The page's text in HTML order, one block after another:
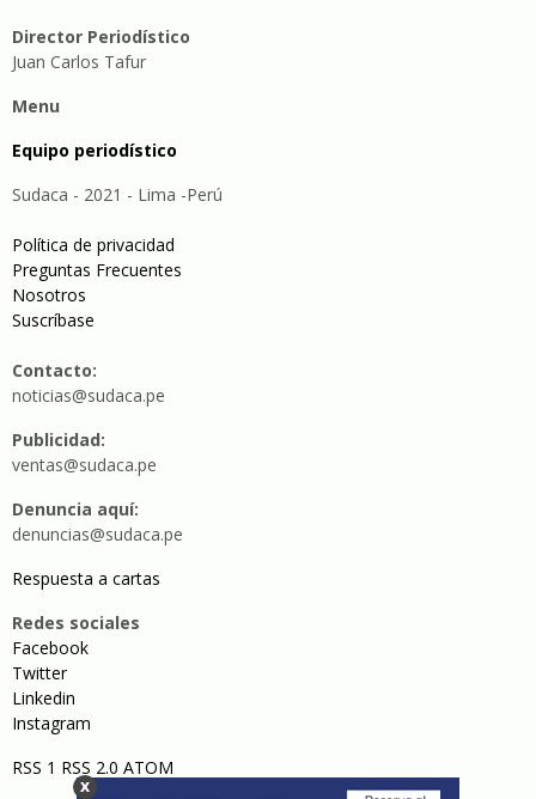
Director Periodístico
Juan Carlos Tafur
Menu
Equipo periodístico
Sudaca - 2021 - Lima -Perú
Política de privacidad
Preguntas Frecuentes
Nosotros
Suscríbase
Contacto:
noticias@sudaca.pe
Publicidad:
ventas@sudaca.pe
Denuncia aquí:
denuncias@sudaca.pe
Respuesta a cartas
Redes sociales
Facebook
Twitter
Linkedin
Instagram
RSS 1 RSS 2.0 ATOM
x